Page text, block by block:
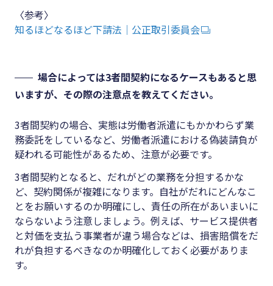
〈参考〉
知るほどなるほど下請法｜公正取引委員会
場合によっては3者間契約になるケースもあると思
いますが、その際の注意点を教えてください。
3者間契約の場合、実態は労働者派遣にもかかわらず業
務委託をしているなど、労働者派遣における偽装請負が
疑われる可能性があるため、注意が必要です。
3者間契約となると、だれがどの業務を分担するかな
ど、契約関係が複雑になります。自社がだれにどんなこ
とをお願いするのか明確にし、責任の所在があいまいに
ならないよう注意しましょう。例えば、サービス提供者
と対価を支払う事業者が違う場合などは、損害賠償をだ
れが負担するべきなのか明確化しておく必要がありま
す。